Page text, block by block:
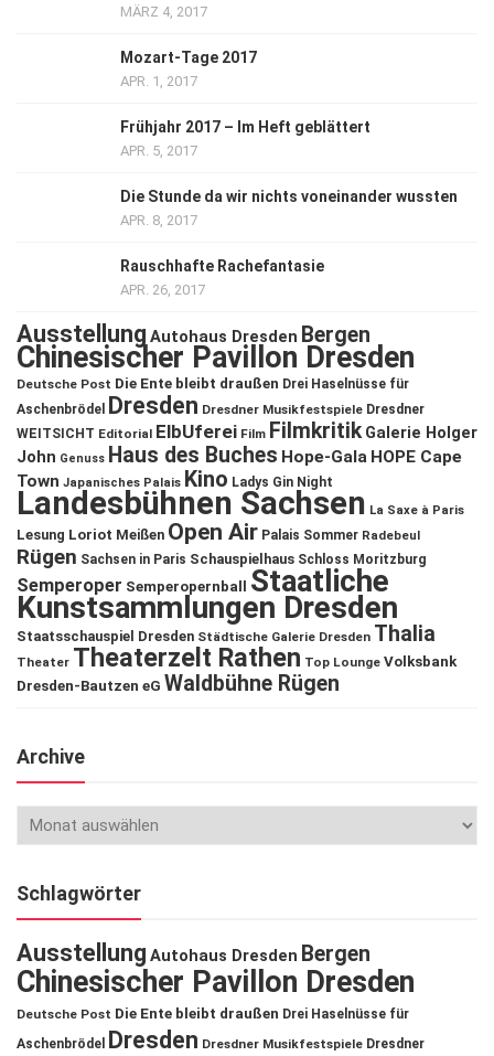
MÄRZ 4, 2017
Mozart-Tage 2017
APR. 1, 2017
Frühjahr 2017 – Im Heft geblättert
APR. 5, 2017
Die Stunde da wir nichts voneinander wussten
APR. 8, 2017
Rauschhafte Rachefantasie
APR. 26, 2017
Ausstellung Autohaus Dresden Bergen
Chinesischer Pavillon Dresden
Deutsche Post Die Ente bleibt draußen Drei Haselnüsse für
Aschenbrödel
Dresden Dresdner Musikfestspiele Dresdner
WEITSICHT Editorial ElbUferei Film Filmkritik Galerie Holger
John Genuss Haus des Buches Hope-Gala HOPE Cape
Town Japanisches Palais Kino Ladys Gin Night
Landesbühnen Sachsen La Saxe à Paris
Lesung Loriot Meißen Open Air Palais Sommer Radebeul
Rügen Sachsen in Paris Schauspielhaus Schloss Moritzburg
Semperoper Semperopernball Staatliche
Kunstsammlungen Dresden
Staatsschauspiel Dresden Städtische Galerie Dresden Thalia
Theater Theaterzelt Rathen Top Lounge Volksbank
Dresden-Bautzen eG Waldbühne Rügen
Archive
Schlagwörter
Ausstellung Autohaus Dresden Bergen
Chinesischer Pavillon Dresden
Deutsche Post Die Ente bleibt draußen Drei Haselnüsse für
Aschenbrödel
Dresden Dresdner Musikfestspiele Dresdner